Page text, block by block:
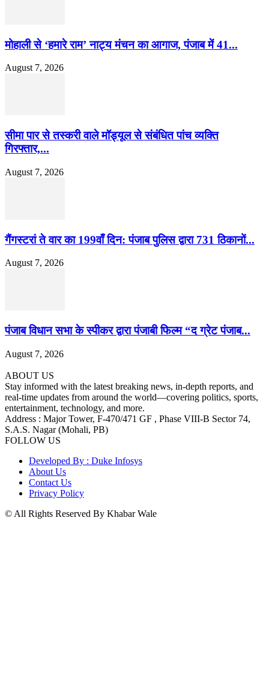
मोहाली से ‘हमारे राम’ नाट्य मंचन का आगाज, पंजाब में 41...
August 7, 2026
सीमा पार से तस्करी वाले मॉड्यूल से संबंधित पांच व्यक्ति
गिरफ्तार,...
August 7, 2026
गैंगस्टरां ते वार का 199वाँ दिन: पंजाब पुलिस द्वारा 731 ठिकानों...
August 7, 2026
पंजाब विधान सभा के स्पीकर द्वारा पंजाबी फिल्म “द ग्रेट पंजाब...
August 7, 2026
ABOUT US
Stay informed with the latest breaking news, in-depth reports, and
real-time updates from around the world—covering politics, sports,
entertainment, technology, and more.
Address : Major Tower, F-470/471 GF , Phase VIII-B Sector 74,
S.A.S. Nagar (Mohali, PB)
FOLLOW US
Developed By : Duke Infosys
About Us
Contact Us
Privacy Policy
© All Rights Reserved By Khabar Wale